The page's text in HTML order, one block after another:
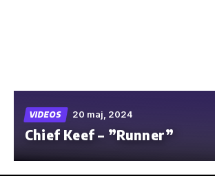
content
VIDEOS 20 maj, 2024
Chief Keef – ”Runner”